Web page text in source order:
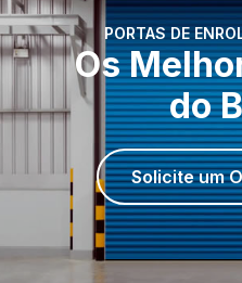
PORTAS DE
Os
do
Solicite um